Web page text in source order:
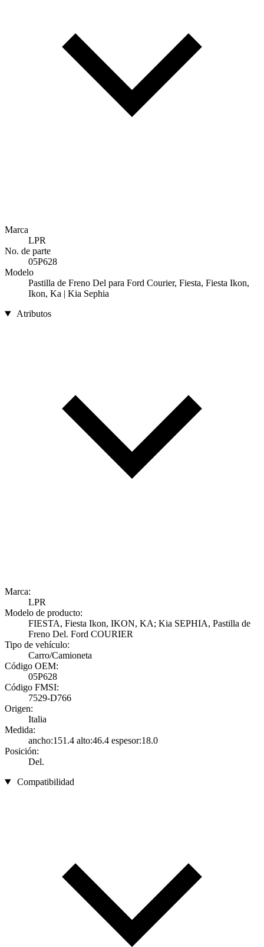
Marca
LPR
No. de parte
05P628
Modelo
Pastilla de Freno Del para Ford Courier, Fiesta, Fiesta Ikon,
Ikon, Ka | Kia Sephia
Atributos
Marca:
LPR
Modelo de producto:
FIESTA, Fiesta Ikon, IKON, KA; Kia SEPHIA, Pastilla de
Freno Del. Ford COURIER
Tipo de vehículo:
Carro/Camioneta
Código OEM:
05P628
Código FMSI:
7529-D766
Origen:
Italia
Medida:
ancho:151.4 alto:46.4 espesor:18.0
Posición:
Del.
Compatibilidad